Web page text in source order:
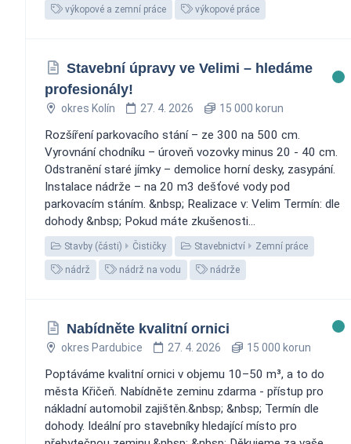
výkopové a zemní práce výkopové práce
Stavební úpravy ve Velimi – hledáme
profesionály! ️
okres Kolín 27. 4. 2026 15 000 korun
Rozšíření parkovacího stání – ze 300 na 500 cm.
Vyrovnání chodníku – úroveň vozovky minus 20 - 40 cm.
Odstranění staré jímky – demolice horní desky, zasypání.
Instalace nádrže – na 20 m3 dešťové vody pod
parkovacím stáním. &nbsp; Realizace v: Velim Termín: dle
dohody &nbsp; Pokud máte zkušenosti...
Stavby (části) Čističky Stavebnictví Zemní práce
nádrž nádrž na vodu nádrže
Nabídněte kvalitní ornici
okres Pardubice 27. 4. 2026 15 000 korun
Poptáváme kvalitní ornici v objemu 10–50 m³, a to do
města Křičeň. Nabídněte zeminu zdarma - přístup pro
nákladní automobil zajištěn.&nbsp; &nbsp; Termín dle
dohody. Ideální pro stavebníky hledající místo pro